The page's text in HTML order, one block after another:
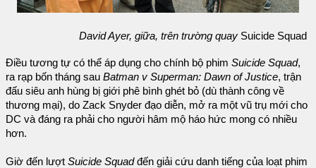
David Ayer, giữa, trên trường quaySuicide Squad
Điều tương tự có thể áp dụng cho chính bộ phim Suicide Squad,
ra rạp bốn tháng sau Batman v Superman: Dawn of Justice, trận
đấu siêu anh hùng bị giới phê bình ghét bỏ (dù thành công về
thương mại), do Zack Snyder đạo diễn, mở ra một vũ trụ mới cho
DC và đáng ra phải cho người hâm mộ háo hức mong có nhiều
hơn.
Giờ đến lượt Suicide Squadđến giải cứu danh tiếng của loạt phim